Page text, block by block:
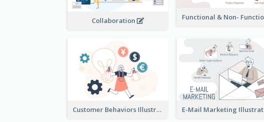
Collaboration
Customer Behaviors Illustration